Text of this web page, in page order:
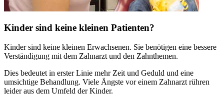
Kinder sind keine kleinen Patienten?
Kinder sind keine kleinen Erwachsenen. Sie benötigen eine bessere
Verständigung mit dem Zahnarzt und den Zahnthemen.
Dies bedeutet in erster Linie mehr Zeit und Geduld und eine
umsichtige Behandlung. Viele Ängste vor einem Zahnarzt rühren
leider aus dem Umfeld der Kinder.